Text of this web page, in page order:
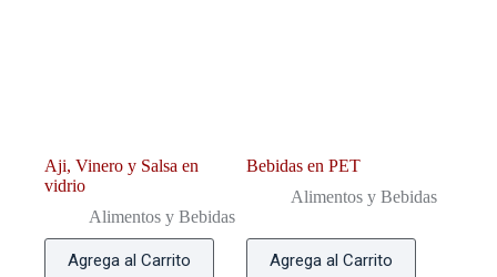
Aji, Vinero y Salsa en
vidrio
Alimentos y Bebidas
Agrega al Carrito
Bebidas en PET
Alimentos y Bebidas
Agrega al Carrito